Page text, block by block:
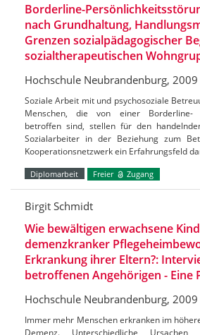
Borderline-
nach Grundhaltung,
Grenzen sozialpädagogischer
sozialtherapeutischen
Hochschule Neubrandenburg, 2009
Soziale Arbeit mit und psychosoziale
Menschen, die von einer Borderline-
betroffen sind, stellen für den
Sozialarbeiter in der Beziehung zum
Kooperationsnetzwerk ein Erfahrungsfeld
Diplomarbeit Freier Zugang
Birgit Schmidt
Wie bewältigen erwachsene
demenzkranker
Erkrankung ihrer Eltern?:
betroffenen Angehörigen - Eine
Hochschule Neubrandenburg, 2009
Immer mehr Menschen erkranken im
Demenz. Unterschiedliche